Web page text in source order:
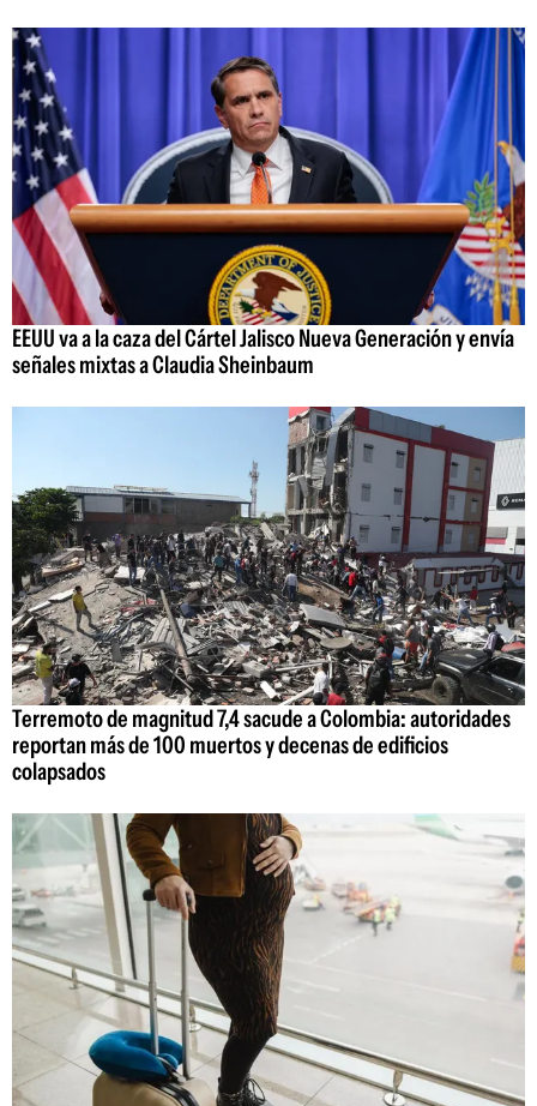
EEUU va a la caza del Cártel Jalisco Nueva Generación y envía
señales mixtas a Claudia Sheinbaum
Terremoto de magnitud 7,4 sacude a Colombia: autoridades
reportan más de 100 muertos y decenas de edificios
colapsados